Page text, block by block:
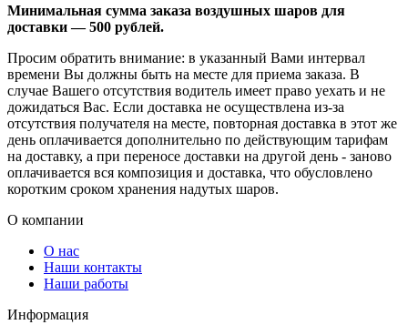
Минимальная сумма заказа воздушных шаров для
доставки — 500 рублей.
Просим обратить внимание: в указанный Вами интервал
времени Вы должны быть на месте для приема заказа. В
случае Вашего отсутствия водитель имеет право уехать и не
дожидаться Вас. Если доставка не осуществлена из-за
отсутствия получателя на месте, повторная доставка в этот же
день оплачивается дополнительно по действующим тарифам
на доставку, а при переносе доставки на другой день - заново
оплачивается вся композиция и доставка, что обусловлено
коротким сроком хранения надутых шаров.
О компании
О нас
Наши контакты
Наши работы
Информация